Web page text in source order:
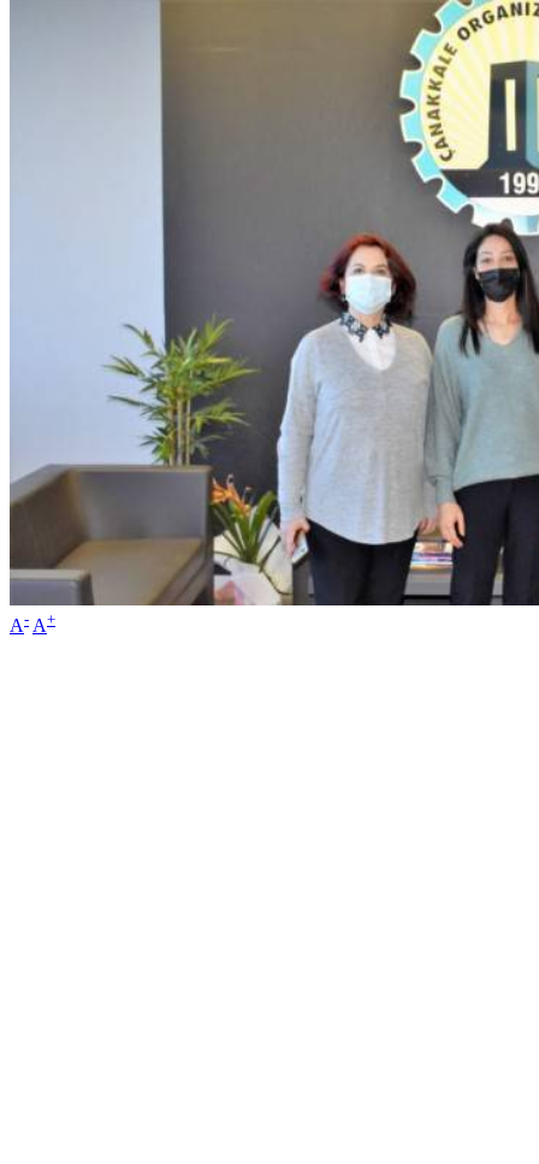
A- A+